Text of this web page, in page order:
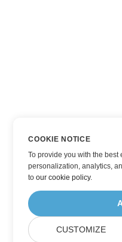
COOKIE NOTICE
To provide you with the
personalization, analytics,
toour cookie policy.
CUSTOMIZE